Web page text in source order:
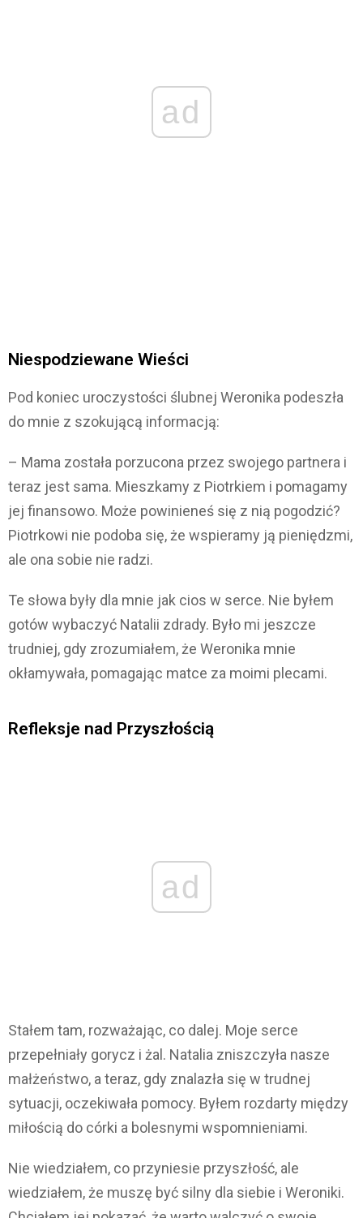
ad
Niespodziewane Wieści
Pod koniec uroczystości ślubnej Weronika podeszła
do mnie z szokującą informacją:
– Mama została porzucona przez swojego partnera i
teraz jest sama. Mieszkamy z Piotrkiem i pomagamy
jej finansowo. Może powinieneś się z nią pogodzić?
Piotrkowi nie podoba się, że wspieramy ją pieniędzmi,
ale ona sobie nie radzi.
Te słowa były dla mnie jak cios w serce. Nie byłem
gotów wybaczyć Natalii zdrady. Było mi jeszcze
trudniej, gdy zrozumiałem, że Weronika mnie
okłamywała, pomagając matce za moimi plecami.
Refleksje nad Przyszłością
ad
Stałem tam, rozważając, co dalej. Moje serce
przepełniały gorycz i żal. Natalia zniszczyła nasze
małżeństwo, a teraz, gdy znalazła się w trudnej
sytuacji, oczekiwała pomocy. Byłem rozdarty między
miłością do córki a bolesnymi wspomnieniami.
Nie wiedziałem, co przyniesie przyszłość, ale
wiedziałem, że muszę być silny dla siebie i Weroniki.